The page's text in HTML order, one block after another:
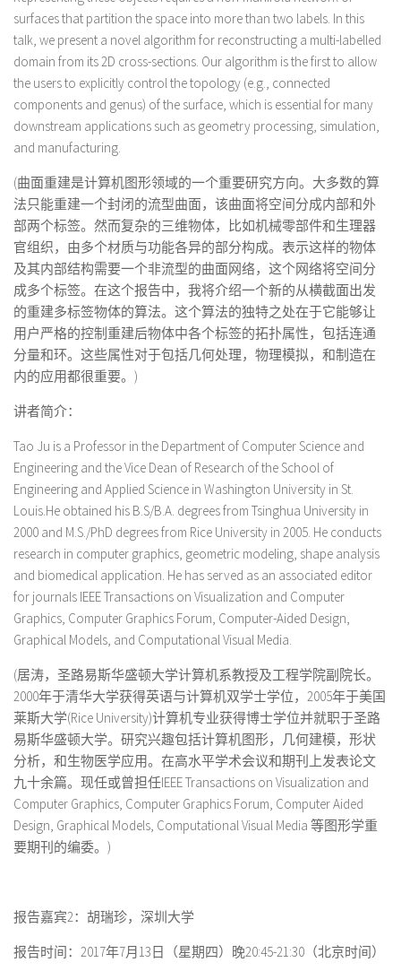
surfaces that partition the space into more than two labels. In this
talk, we present a novel algorithm for reconstructing a multi-labelled
domain from its 2D cross-sections. Our algorithm is the first to allow
the users to explicitly control the topology (e.g., connected
components and genus) of the surface, which is essential for many
downstream applications such as geometry processing, simulation,
and manufacturing.
(曲面重建是计算机图形领域的一个重要研究方向。大多数的算
法只能重建一个封闭的流型曲面，该曲面将空间分成内部和外
部两个标签。然而复杂的三维物体，比如机械零部件和生理器
官组织，由多个材质与功能各异的部分构成。表示这样的物体
及其内部结构需要一个非流型的曲面网络，这个网络将空间分
成多个标签。在这个报告中，我将介绍一个新的从横截面出发
的重建多标签物体的算法。这个算法的独特之处在于它能够让
用户严格的控制重建后物体中各个标签的拓扑属性，包括连通
分量和环。这些属性对于包括几何处理，物理模拟，和制造在
内的应用都很重要。)
讲者简介：
Tao Ju is a Professor in the Department of Computer Science and
Engineering and the Vice Dean of Research of the School of
Engineering and Applied Science in Washington University in St.
Louis.He obtained his B.S/B.A. degrees from Tsinghua University in
2000 and M.S./PhD degrees from Rice University in 2005. He conducts
research in computer graphics, geometric modeling, shape analysis
and biomedical application. He has served as an associated editor
for journals IEEE Transactions on Visualization and Computer
Graphics, Computer Graphics Forum, Computer-Aided Design,
Graphical Models, and Computational Visual Media.
(居涛，圣路易斯华盛顿大学计算机系教授及工程学院副院长。
2000年于清华大学获得英语与计算机双学士学位，2005年于美国
莱斯大学(Rice University)计算机专业获得博士学位并就职于圣路
易斯华盛顿大学。研究兴趣包括计算机图形，几何建模，形状
分析，和生物医学应用。在高水平学术会议和期刊上发表论文
九十余篇。现任或曾担任IEEE Transactions on Visualization and
Computer Graphics, Computer Graphics Forum, Computer Aided
Design, Graphical Models, Computational Visual Media 等图形学重
要期刊的编委。)
报告嘉宾2：胡瑞珍，深圳大学
报告时间： 2017年7月 13 日（星期四）晚20:45-21:30 （北京时间）